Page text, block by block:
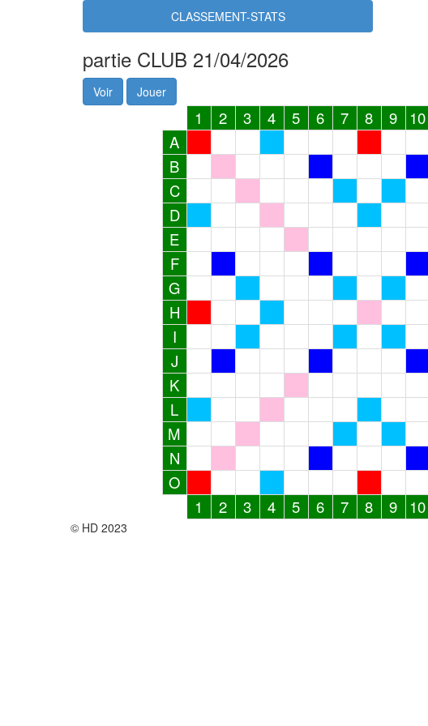
CLASSEMENT-STATS
partie CLUB 21/04/2026
Voir Jouer
1 2 3 4 5 6 7 8 9 10
A
B
C
D
E
F
G
H
I
J
K
L
M
N
O
1
2 3 4 5 6 7 8 9 10
© HD 2023